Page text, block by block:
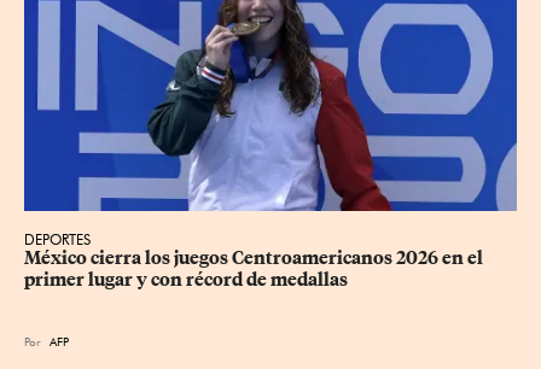
DEPORTES
México cierra los juegos Centroamericanos 2026 en el
primer lugar y con récord de medallas
Por AFP